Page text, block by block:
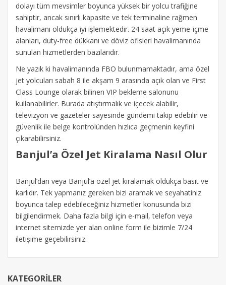
dolayı tüm mevsimler boyunca yüksek bir yolcu trafiğine
sahiptir, ancak sınırlı kapasite ve tek terminaline rağmen
havalimanı oldukça iyi işlemektedir. 24 saat açık yeme-içme
alanları, duty-free dükkanı ve döviz ofisleri havalimanında
sunulan hizmetlerden bazılarıdır.
Ne yazık ki havalimanında FBO bulunmamaktadır, ama özel
jet yolcuları sabah 8 ile akşam 9 arasında açık olan ve First
Class Lounge olarak bilinen VIP bekleme salonunu
kullanabilirler. Burada atıştırmalık ve içecek alabilir,
televizyon ve gazeteler sayesinde gündemi takip edebilir ve
güvenlik ile belge kontrolünden hızlıca geçmenin keyfini
çıkarabilirsiniz.
Banjul’a Özel Jet Kiralama Nasıl Olur
Banjul’dan veya Banjul’a özel jet kiralamak oldukça basit ve
karlıdır. Tek yapmanız gereken bizi aramak ve seyahatiniz
boyunca talep edebileceğiniz hizmetler konusunda bizi
bilgilendirmek. Daha fazla bilgi için e-mail, telefon veya
internet sitemizde yer alan online form ile bizimle 7/24
iletişime geçebilirsiniz.
KATEGORILER